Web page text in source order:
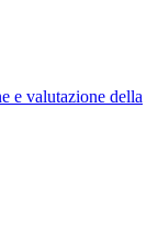
e valutazione della